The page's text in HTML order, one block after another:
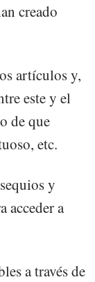
creado
artículos y,
este y el
de que
etc.
y
acceder a
a través de